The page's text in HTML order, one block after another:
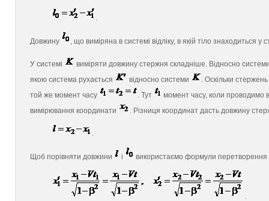
.
Довжину , що виміряна в системі відліку, в якій тіло
У системі
виміряти довжину стержня складніше. Відносно
якою система рухається
відносно системи
. Оскільки
той же момент часу
. Тут
момент часу, коли проводимо
вимірювання координати
. Різниця координат дасть довжину
.
Щоб порівняти довжини і використаємо формули
.